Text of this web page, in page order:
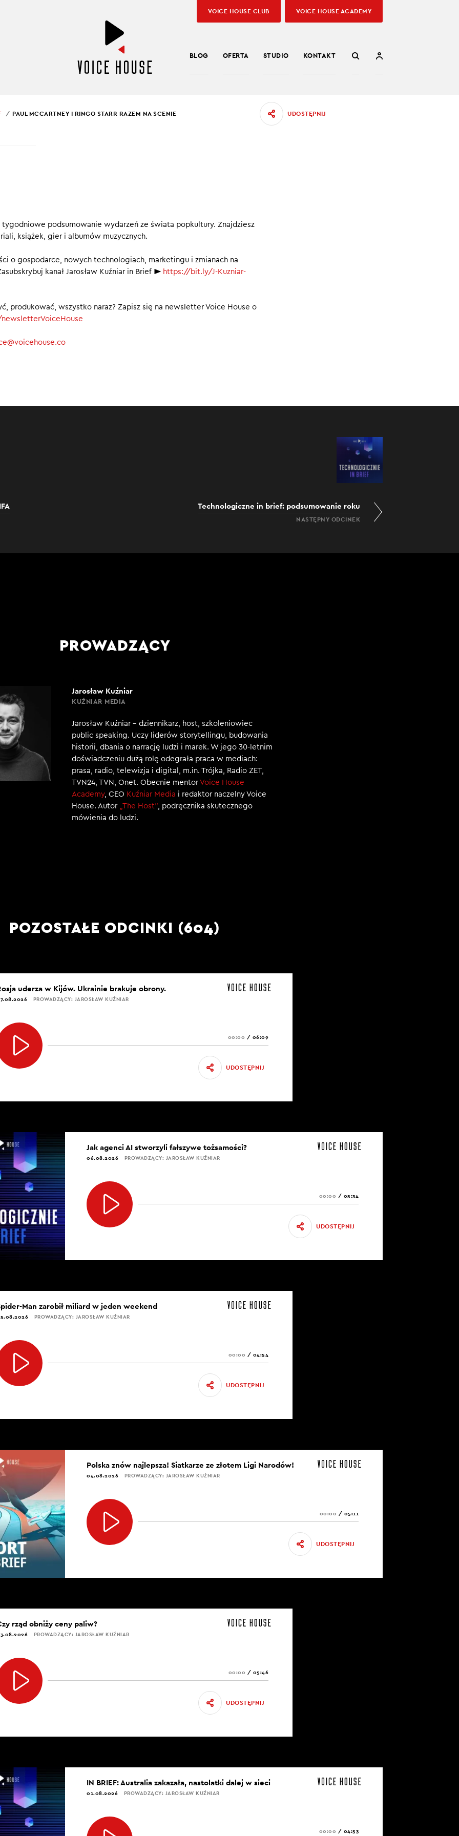
BLOG OFERTA STUDIO KONTAKT
VOICE HOUSE CLUB VOICE HOUSE ACADEMY
i Ringo Starr razem na scenie
Damiana Kosowskiego na prestiżowym Festiwalu Sundance
PAUL MCCARTNEY I RINGO STARR RAZEM NA SCENIE UDOSTĘPNIJ
podsumowanie wydarzeń ze świata popkultury. Znajdziesz
książek, gier i albumów muzycznych.
o gospodarce, nowych technologiach, marketingu i zmianach na
kanał Jarosław Kuźniar in Brief ► https://bit.ly/J-Kuzniar-
produkować, wszystko naraz? Zapisz się na newsletter Voice House o
Technologiczne in brief: podsumowanie roku
NASTĘPNY ODCINEK
PROWADZĄCY
Jarosław Kuźniar
KUŹNIAR MEDIA
Jarosław Kuźniar – dziennikarz, host, szkoleniowiec
public speaking. Uczy liderów storytellingu, budowania
historii, dbania o narrację ludzi i marek. W jego 30-letnim
doświadczeniu dużą rolę odegrała praca w mediach:
prasa, radio, telewizja i digital, m.in. Trójka, Radio ZET,
TVN24, TVN, Onet. Obecnie mentorVoice House
Academy, CEO Kuźniar Media i redaktor naczelny Voice
House. Autor „The Host”, podręcznika skutecznego
mówienia do ludzi.
POZOSTAŁE ODCINKI (604)
uderza w Kijów. Ukrainie brakuje obrony.
PROWADZĄCY: JAROSŁAW KUŹNIAR
00:00 / 06:09
UDOSTĘPNIJ
Jak agenci AI stworzyli fałszywe tożsamości?
06.08.2026 PROWADZĄCY: JAROSŁAW KUŹNIAR
00:00 / 05:34
UDOSTĘPNIJ
Man zarobił miliard w jeden weekend
PROWADZĄCY: JAROSŁAW KUŹNIAR
00:00 / 04:54
UDOSTĘPNIJ
Polska znów najlepsza! Siatkarze ze złotem Ligi Narodów!
04.08.2026 PROWADZĄCY: JAROSŁAW KUŹNIAR
00:00 / 05:11
UDOSTĘPNIJ
rząd obniży ceny paliw?
PROWADZĄCY: JAROSŁAW KUŹNIAR
00:00 / 05:46
UDOSTĘPNIJ
IN BRIEF: Australia zakazała, nastolatki dalej w sieci
01.08.2026 PROWADZĄCY: JAROSŁAW KUŹNIAR
00:00 / 04:53